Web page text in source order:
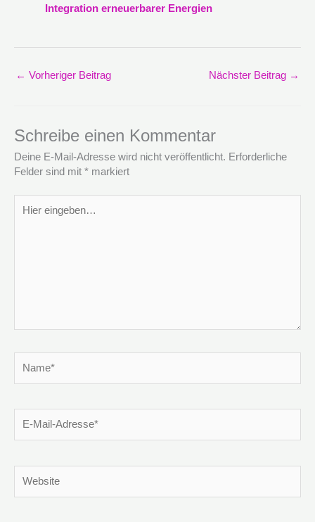
Integration erneuerbarer Energien
← Vorheriger Beitrag Nächster Beitrag →
Schreibe einen Kommentar
Deine E-Mail-Adresse wird nicht veröffentlicht. Erforderliche
Felder sind mit * markiert
eingeben…
Mail-